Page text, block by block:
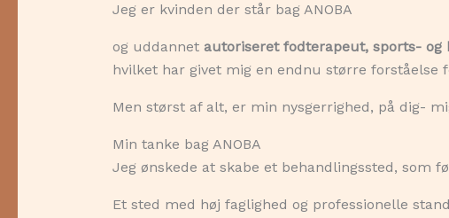
Jeg er kvinden der står bag ANOBA
og uddannet autoriseret fodterapeut, sports- og
hvilket har givet mig en endnu større forståelse
Men størst af alt, er min nysgerrighed, på dig-
Min tanke bag ANOBA
Jeg ønskede at skabe et behandlingssted,
Et sted med høj faglighed og professionelle